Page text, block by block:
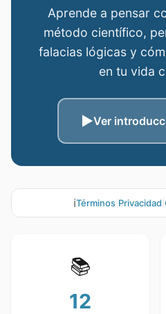
Aprende a pensar
método científico,
falacias lógicas y
en tu vida
▶️Ver
ℹ️Términos| Privacidad
📚
12